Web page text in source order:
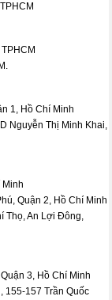
1, Hồ Chí Minh
Nguyễn Thị Minh Khai,
Minh
Quận 2, Hồ Chí Minh
Thọ, An Lợi Đông,
3, Hồ Chí Minh
155-157 Trần Quốc